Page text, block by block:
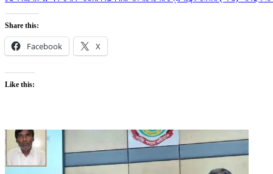
Share this:
Facebook X
Like this: